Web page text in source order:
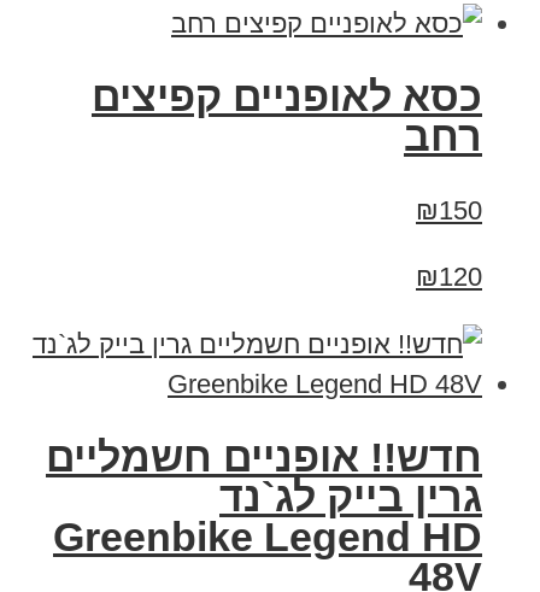
כסא לאופניים קפיצים
רחב
₪150
₪120
חדש!! אופניים חשמליים
גרין בייק לג`נד
Greenbike Legend HD
48V